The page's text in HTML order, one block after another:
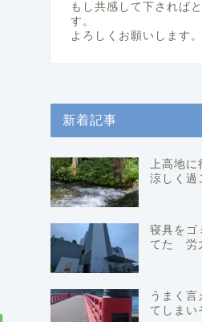
もし共感して下されば
す。
よろしくお願いします。
新着記事
上高地
涼しく過
寝具をゴ
てた 労
うまく
てしまい